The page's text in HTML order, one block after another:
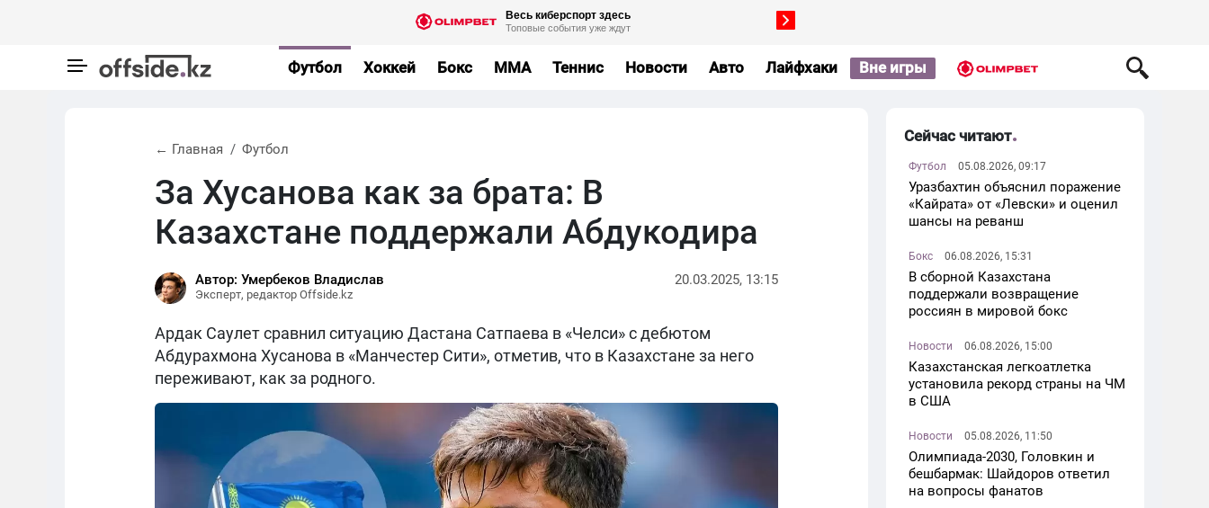
Футбол Хоккей Бокс MMA Теннис Новости Авто Лайфхаки Вне игры
← Главная Футбол
За Хусанова как за брата: В
Казахстане поддержали Абдукодира
Автор: Умербеков Владислав
Эксперт, редактор Offside.kz
20.03.2025, 13:15
Ардак Саулет сравнил ситуацию Дастана Сатпаева в «Челси» с дебютом
Абдурахмона Хусанова в «Манчестер Сити», отметив, что в Казахстане за него
переживают, как за родного.
Сейчас читают
Футбол 05.08.2026, 09:17
Уразбахтин объяснил поражение
«Кайрата» от «Левски» и оценил
шансы на реванш
Бокс 06.08.2026, 15:31
В сборной Казахстана
поддержали возвращение
россиян в мировой бокс
Новости 06.08.2026, 15:00
Казахстанская легкоатлетка
установила рекорд страны на ЧМ
в США
Новости 05.08.2026, 11:50
Олимпиада-2030, Головкин и
бешбармак: Шайдоров ответил
на вопросы фанатов